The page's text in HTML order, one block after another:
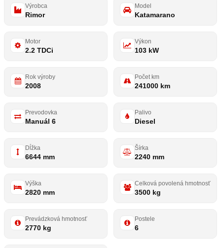
Výrobca
Rimor
Model
Katamarano
Motor
2.2 TDCi
Výkon
103 kW
Rok výroby
2008
Počet km
241000 km
Prevodovka
Manuál 6
Palivo
Diesel
Dĺžka
6644 mm
Šírka
2240 mm
Výška
2820 mm
Celková povolená hmotnosť
3500 kg
Prevádzková hmotnosť
2770 kg
Postele
6